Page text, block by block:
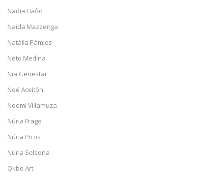
Nadia Hafid
Naida Mazzenga
Natàlia Pàmies
Neto Medina
Nia Genestar
Noé Aceitón
Noemí Villamuza
Núria Frago
Núria Picos
Núria Solsona
Okbo Art